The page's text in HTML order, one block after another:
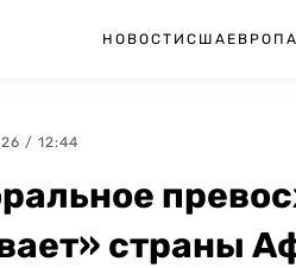
НОВОСТИ США ЕВРОПА
/ 12:44
страны